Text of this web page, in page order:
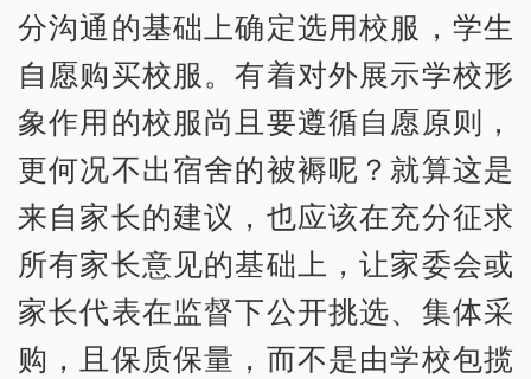
分沟通的基础上确定选用校服，学生
自愿购买校服。有着对外展示学校形
象作用的校服尚且要遵循自愿原则，
更何况不出宿舍的被褥呢？就算这是
来自家长的建议，也应该在充分征求
所有家长意见的基础上，让家委会或
家长代表在监督下公开挑选、集体采
购，且保质保量，而不是由学校包揽